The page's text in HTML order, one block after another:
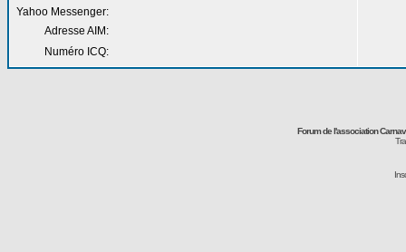
Yahoo Messenger:
Adresse AIM:
Numéro ICQ:
Forum de l'association